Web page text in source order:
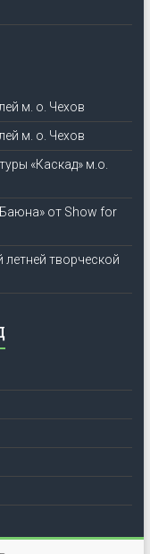
м. о. Чехов
м. о. Чехов
«Каскад» м.о.
от Show for
летней творческой